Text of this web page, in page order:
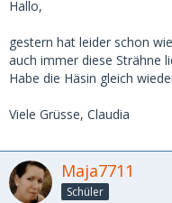
Hallo,
gestern hat leider schon
auch immer diese Strähne
Habe die Häsin gleich
Viele Grüsse, Claudia
Maja7711
Schüler